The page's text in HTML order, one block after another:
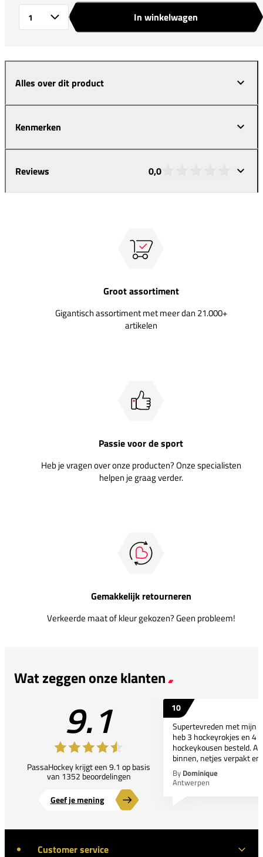
In winkelwagen
Alles over dit product
Kenmerken
Reviews 0,0
Groot assortiment
Gigantisch assortiment met meer dan 21.000+
artikelen
Passie voor de sport
Heb je vragen over onze producten? Onze specialisten
helpen je graag verder.
Gemakkelijk retourneren
Verkeerde maat of kleur gekozen? Geen probleem!
Wat zeggen onze klanten
9.1
PassaHockey krijgt een 9.1 op basis
van 1352 beoordelingen
Geef je mening
10
Supertevreden met mijn
heb 3 hockeyrokjes en 4
hockeykousen besteld.
binnen, netjes verpakt
By Dominique
Antwerpen
Customer service